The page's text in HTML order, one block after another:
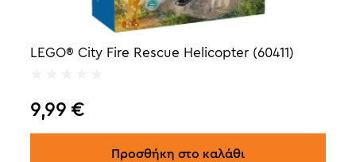
LEGO® City Fire Rescue Helicopter (60411)
9,99 €
Προσθήκη στο καλάθι